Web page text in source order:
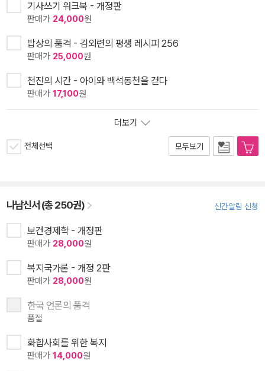
기사쓰기 워크북 - 개정판
판매가 24,000원
밥상의 품격 - 김외련의 평생 레시피 256
판매가 25,000원
천진의 시간 - 아이와 백석동천을 걷다
판매가 17,100원
더보기
전체선택 모두보기
나남신서 (총 250권) 신간알림 신청
보건경제학 - 개정판
판매가 28,000원
복지국가론 - 개정 2판
판매가 28,000원
한국 언론의 품격
품절
화합사회를 위한 복지
판매가 14,000원